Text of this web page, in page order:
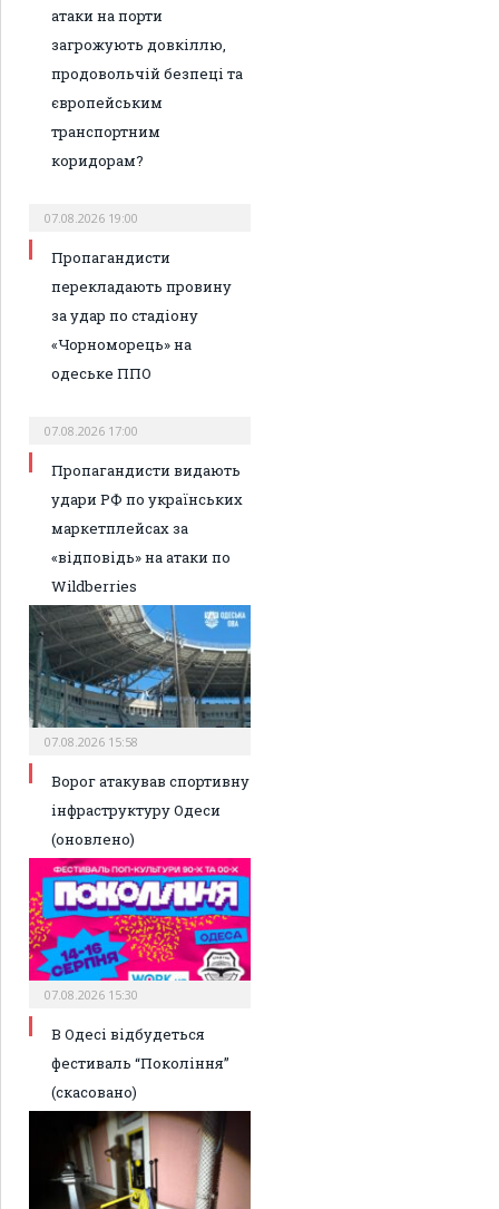
атаки на порти
загрожують довкіллю,
продовольчій безпеці та
європейським
транспортним
коридорам?
07.08.2026 19:00
Пропагандисти
перекладають провину
за удар по стадіону
«Чорноморець» на
одеське ППО
07.08.2026 17:00
Пропагандисти видають
удари РФ по українських
маркетплейсах за
«відповідь» на атаки по
Wildberries
07.08.2026 15:58
Ворог атакував спортивну
інфраструктуру Одеси
(оновлено)
07.08.2026 15:30
В Одесі відбудеться
фестиваль “Покоління”
(скасовано)